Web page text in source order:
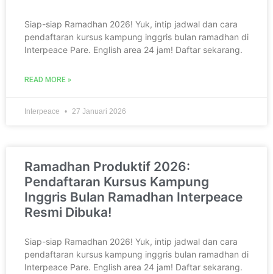
Siap-siap Ramadhan 2026! Yuk, intip jadwal dan cara
pendaftaran kursus kampung inggris bulan ramadhan di
Interpeace Pare. English area 24 jam! Daftar sekarang.
READ MORE »
Interpeace 27 Januari 2026
Ramadhan Produktif 2026:
Pendaftaran Kursus Kampung
Inggris Bulan Ramadhan Interpeace
Resmi Dibuka!
Siap-siap Ramadhan 2026! Yuk, intip jadwal dan cara
pendaftaran kursus kampung inggris bulan ramadhan di
Interpeace Pare. English area 24 jam! Daftar sekarang.